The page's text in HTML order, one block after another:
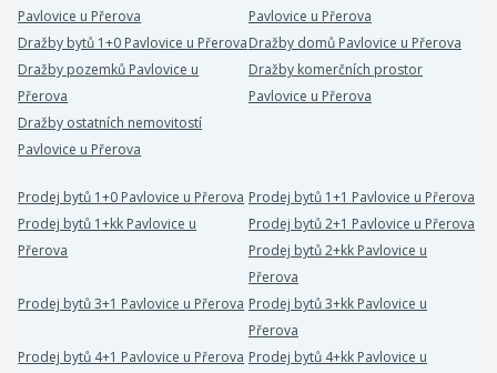
Pavlovice u Přerova
Pavlovice u Přerova
Dražby bytů 1+0 Pavlovice u PřerovaDražby domů Pavlovice u Přerova
Dražby pozemků Pavlovice u
Přerova
Dražby komerčních prostor
Pavlovice u Přerova
Dražby ostatních nemovitostí
Pavlovice u Přerova
Prodej bytů 1+0 Pavlovice u Přerova Prodej bytů 1+1 Pavlovice u Přerova
Prodej bytů 1+kk Pavlovice u
Přerova
Prodej bytů 2+1 Pavlovice u Přerova
Prodej bytů 2+kk Pavlovice u
Přerova
Prodej bytů 3+1 Pavlovice u Přerova Prodej bytů 3+kk Pavlovice u
Přerova
Prodej bytů 4+1 Pavlovice u Přerova Prodej bytů 4+kk Pavlovice u